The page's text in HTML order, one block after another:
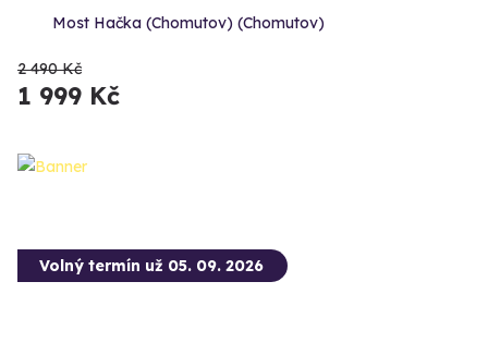
Most Hačka (Chomutov) (Chomutov)
2 490 Kč
1 999 Kč
Volný termín už 05. 09. 2026